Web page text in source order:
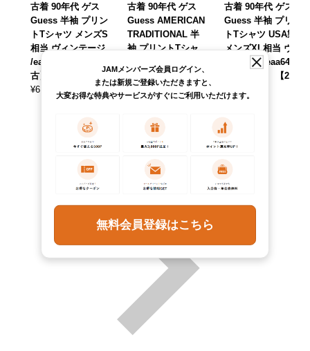
古着 90年代 ゲス
Guess 半袖 プリン
トTシャツ メンズS
相当 ヴィンテージ
/eaa645089 【中
古】 【260518】
¥6,490 (税込)
古着 90年代 ゲス
Guess AMERICAN
TRADITIONAL 半
袖 プリントTシャ
ィンテージ /eaa62
5957 【中古】 【2
古着 90年代 ゲス
Guess 半袖 プリン
トTシャツ USA製
メンズXL相当 ヴィ
ンテージ /eaa6482
87 【中古】 【260
JAMメンバーズ会員ログイン、
または新規ご登録いただきますと、
大変お得な特典やサービスがすぐにご利用いただけます。
無料会員登録はこちら